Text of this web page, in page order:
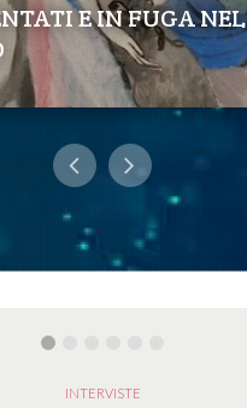
E IN FUGA NEL
INTERVISTE